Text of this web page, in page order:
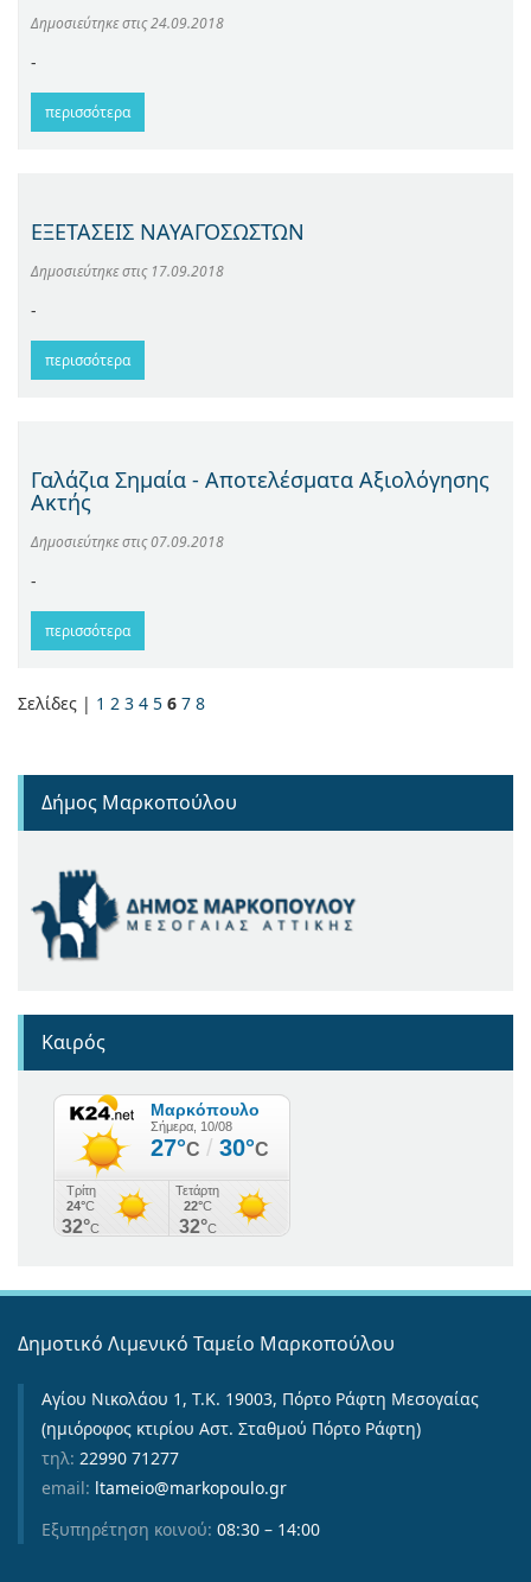
Δημοσιεύτηκε στις24.09.2018
-
περισσότερα
ΕΞΕΤΑΣΕΙΣ ΝΑΥΑΓΟΣΩΣΤΩΝ
Δημοσιεύτηκε στις17.09.2018
-
περισσότερα
Γαλάζια Σημαία - Αποτελέσματα Αξιολόγησης
Ακτής
Δημοσιεύτηκε στις07.09.2018
-
περισσότερα
Σελίδες | 1 2 3 4 5 6 7 8
Δήμος Μαρκοπούλου
Καιρός
Δημοτικό Λιμενικό Ταμείο Μαρκοπούλου
Αγίου Νικολάου 1, Τ.Κ. 19003, Πόρτο Ράφτη Μεσογαίας
(ημιόροφος κτιρίου Αστ. Σταθμού Πόρτο Ράφτη)
τηλ: 22990 71277
email: ltameio@markopoulo.gr
Εξυπηρέτηση κοινού: 08:30 – 14:00